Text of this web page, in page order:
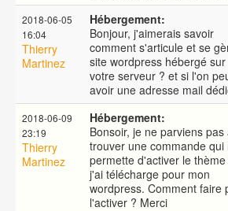
2018-06-05
16:04
Thierry
Martinez
Hébergement:
Bonjour, j'aimerais savoir
comment s'articule et se
site wordpress hébergé sur
votre serveur ? et si l'on
avoir une adresse mail
2018-06-09
23:19
Thierry
Martinez
Hébergement:
Bonsoir, je ne parviens pas
trouver une commande qui
permette d'activer le
j'ai télécharge pour mon
wordpress. Comment faire
l'activer ? Merci